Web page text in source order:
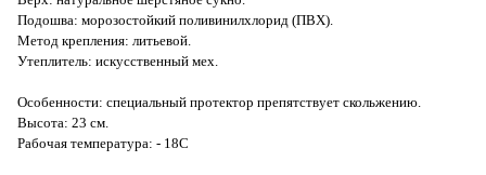
Подошва: морозостойкий поливинилхлорид (ПВХ).
Метод крепления: литьевой.
Утеплитель: искусственный мех.
Особенности: специальный протектор препятствует скольжению.
Высота: 23 см.
Рабочая температура: - 18С